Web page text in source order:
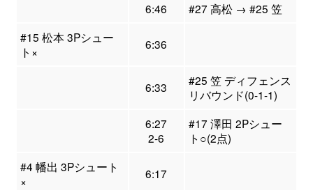
6:46
#27 高松 → #25 笠
#15 松本 3Pシュー
ト×
6:36
6:33
#25 笠 ディフェンス
リバウンド(0-1-1)
6:27
2-6
#17 澤田 2Pシュー
ト○(2点)
#4 幡出 3Pシュート
×
6:17